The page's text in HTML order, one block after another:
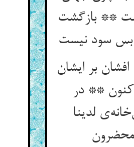
** بازگشت
بس سود نیست
بر ایشان
** در
لدینا
محضرون